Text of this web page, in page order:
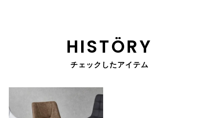
HISTÖRY
チェックしたアイテム